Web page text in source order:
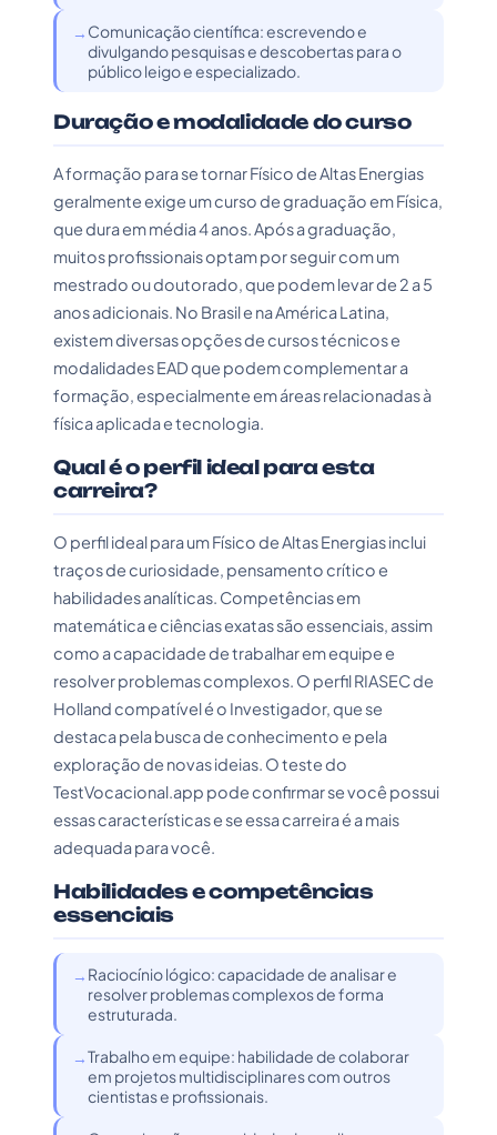
Comunicação científica: escrevendo e
divulgando pesquisas e descobertas para o
público leigo e especializado.
Duração e modalidade do curso
A formação para se tornar Físico de Altas Energias
geralmente exige um curso de graduação em Física,
que dura em média 4 anos. Após a graduação,
muitos profissionais optam por seguir com um
mestrado ou doutorado, que podem levar de 2 a 5
anos adicionais. No Brasil e na América Latina,
existem diversas opções de cursos técnicos e
modalidades EAD que podem complementar a
formação, especialmente em áreas relacionadas à
física aplicada e tecnologia.
Qual é o perfil ideal para esta
carreira?
O perfil ideal para um Físico de Altas Energias inclui
traços de curiosidade, pensamento crítico e
habilidades analíticas. Competências em
matemática e ciências exatas são essenciais, assim
como a capacidade de trabalhar em equipe e
resolver problemas complexos. O perfil RIASEC de
Holland compatível é o Investigador, que se
destaca pela busca de conhecimento e pela
exploração de novas ideias. O teste do
TestVocacional.app pode confirmar se você possui
essas características e se essa carreira é a mais
adequada para você.
Habilidades e competências
essenciais
Raciocínio lógico: capacidade de analisar e
resolver problemas complexos de forma
estruturada.
Trabalho em equipe: habilidade de colaborar
em projetos multidisciplinares com outros
cientistas e profissionais.